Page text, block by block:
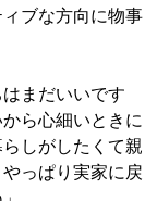
ブな方向に物事
はまだいいです
ら心細いときに
しがしたくて親
っぱり実家に戻